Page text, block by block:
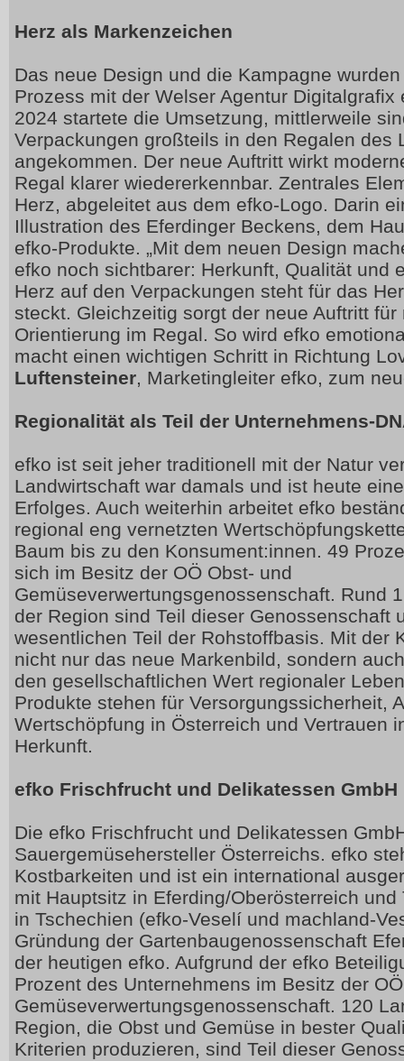
Herz als Markenzeichen
Das neue Design und die Kampagne
Prozess mit der Welser Agentur
2024 startete die Umsetzung, mittlerweile
Verpackungen großteils in den Regalen des
angekommen. Der neue Auftritt wirkt
Regal klarer wiedererkennbar. Zentrales
Herz, abgeleitet aus dem efko-Logo. Darin
Illustration des Eferdinger Beckens, dem
efko-Produkte. „Mit dem neuen Design
efko noch sichtbarer: Herkunft, Qualität und
Herz auf den Verpackungen steht für das
steckt. Gleichzeitig sorgt der neue Auftritt
Orientierung im Regal. So wird efko
macht einen wichtigen Schritt in Richtung
Luftensteiner, Marketingleiter efko, zum
Regionalität als Teil der Unternehmens-
efko ist seit jeher traditionell mit der Natur
Landwirtschaft war damals und ist heute
Erfolges. Auch weiterhin arbeitet efko
regional eng vernetzten
Baum bis zu den Konsument:innen. 49
sich im Besitz der OÖ Obst- und
Gemüseverwertungsgenossenschaft. Rund
der Region sind Teil dieser Genossenschaft
wesentlichen Teil der Rohstoffbasis. Mit der
nicht nur das neue Markenbild, sondern
den gesellschaftlichen Wert regionaler
Produkte stehen für Versorgungssicherheit,
Wertschöpfung in Österreich und Vertrauen
Herkunft.
efko Frischfrucht und Delikatessen GmbH
Die efko Frischfrucht und Delikatessen
Sauergemüsehersteller Österreichs. efko
Kostbarkeiten und ist ein international
mit Hauptsitz in Eferding/Oberösterreich
in Tschechien (efko-Veselí und machland-
Gründung der Gartenbaugenossenschaft
der heutigen efko. Aufgrund der efko
Prozent des Unternehmens im Besitz der
Gemüseverwertungsgenossenschaft. 120
Region, die Obst und Gemüse in bester
Kriterien produzieren, sind Teil dieser